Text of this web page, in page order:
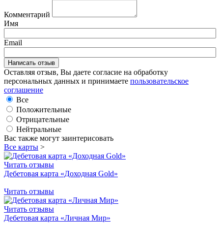
Комментарий
Имя
Email
Оставляя отзыв, Вы даете согласие на обработку
персональных данных и принимаете пользовательское
соглашение
Все
Положительные
Отрицательные
Нейтральные
Вас также могут заинтерисовать
Все карты >
Читать отзывы
Дебетовая карта «Доходная Gold»
Читать отзывы
Читать отзывы
Дебетовая карта «Личная Мир»